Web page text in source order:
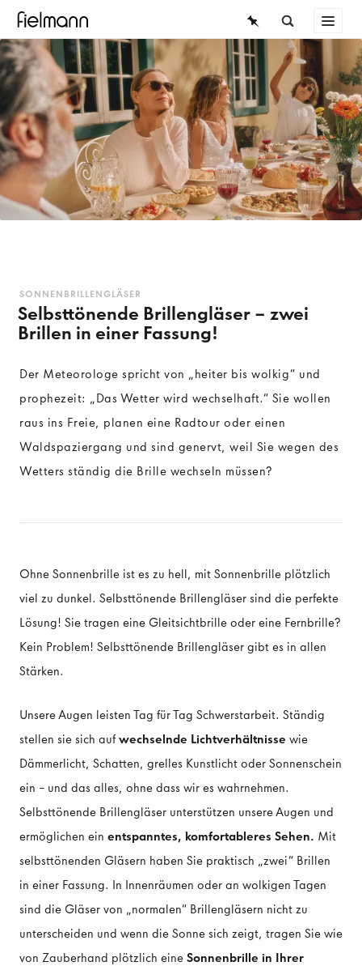
BRILLEN
SONNENBRILLEN
KONTAKTLINSEN
WISSEN
SERVICE
ÜBERSICHT
SONNENBRILLEN
FIELMANN-KOLLEKTION
Herrensonnenbrillen
Kindersonnenbrillen
Sonnenbrille mit Sehstärke
SONNENBRILLENGLÄSER
Selbsttönende Brillengläser – zwei
Brillen in einer Fassung!
Der Meteorologe spricht von „heiter bis wolkig“ und
prophezeit: „Das Wetter wird wechselhaft.“ Sie wollen
raus ins Freie, planen eine Radtour oder einen
Waldspaziergang und sind genervt, weil Sie wegen des
Wetters ständig die Brille wechseln müssen?
Ohne Sonnenbrille ist es zu hell, mit Sonnenbrille plötzlich
viel zu dunkel. Selbsttönende Brillengläser sind die perfekte
Lösung! Sie tragen eine Gleitsichtbrille oder eine Fernbrille?
Kein Problem! Selbsttönende Brillengläser gibt es in allen
Stärken.
Unsere Augen leisten Tag für Tag Schwerstarbeit. Ständig
stellen sie sich aufwechselnde Lichtverhältnisse wie
Dämmerlicht, Schatten, grelles Kunstlicht oder Sonnenschein
ein – und das alles, ohne dass wir es wahrnehmen.
Selbsttönende Brillengläser unterstützen unsere Augen und
ermöglichen ein entspanntes, komfortableres Sehen. Mit
selbsttönenden Gläsern haben Sie praktisch „zwei“ Brillen
in einer Fassung. In Innenräumen oder an wolkigen Tagen
sind die Gläser von „normalen“ Brillengläsern nicht zu
unterscheiden und wenn die Sonne sich zeigt, tragen Sie wie
von Zauberhand plötzlich eine Sonnenbrille in Ihrer